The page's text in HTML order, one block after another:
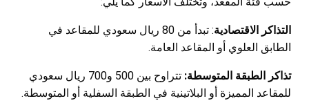
التذاكر الاقتصادية
: تبدأ من 80 ريال سعودي للمقاعد في
الطابق العلوي أو المقاعد العامة.
تذاكر الطبقة المتوسطة:
تتراوح بين 500 و700 ريال سعودي
للمقاعد المميزة أو البلاتينية في الطبقة السفلية أو المتوسطة.